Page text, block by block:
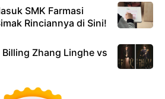
SMK Farmasi
Rinciannya di Sini!
Zhang Linghe vs